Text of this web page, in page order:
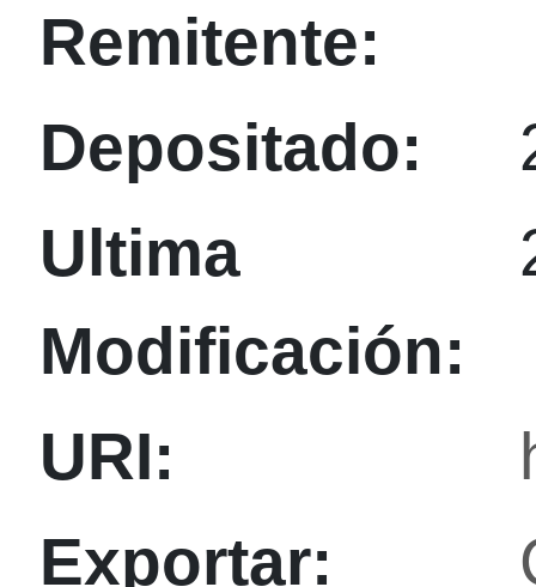
Remitente:
Depositado:
Ultima
Modificación:
URI:
Exportar: